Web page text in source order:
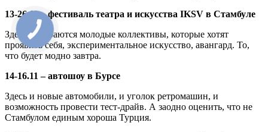
13-26.11 – фестиваль театра и искусства IKSV в Стамбуле
Здесь собираются молодые коллективы, которые хотят
проявить себя, экспериментальное искусство, авангард. То,
что будет модно завтра.
14-16.11 – автошоу в Бурсе
Здесь и новые автомобили, и уголок ретромашин, и
возможность провести тест-драйв. А заодно оценить, что не
Стамбулом единым хороша Турция.